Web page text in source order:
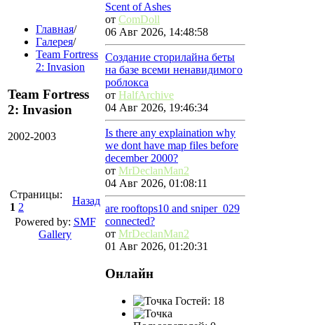
Главная/
Галерея/
Team Fortress
2: Invasion
Team Fortress
2: Invasion
2002-2003
Страницы:
1 2
Назад
Powered by: SMF
Gallery
Scent of Ashes
от ComDoll
06 Авг 2026, 14:48:58
Создание сторилайна беты
на базе всеми ненавидимого
роблокса
от HalfArchive
04 Авг 2026, 19:46:34
Is there any explaination why
we dont have map files before
december 2000?
от MrDeclanMan2
04 Авг 2026, 01:08:11
are rooftops10 and sniper_029
connected?
от MrDeclanMan2
01 Авг 2026, 01:20:31
Онлайн
Гостей: 18